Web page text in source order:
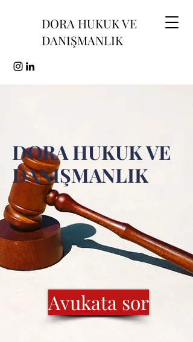
DORA HUKUK VE
DANIŞMANLIK
DORA HUKUK VE
DANIŞMANLIK
Avukata sor